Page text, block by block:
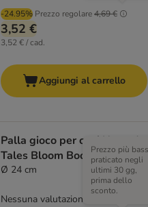
-24.95% Prezzo regolare4,69 €
3,52 €
3,52 € / cad.
Aggiungi al carrello
Palla gioco per cani Nomad
Tales Bloom Boomer
Ø 24 cm
Prezzo più
praticato negli
ultimi 30 gg,
prima dello
sconto.
Nessuna valutazione